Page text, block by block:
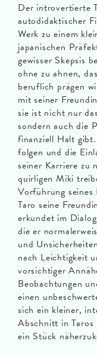
Der introvertierte
autodidaktischer
Werk zu einem
japanischen
gewisser Skepsis
ohne zu ahnen,
beruflich prägen
mit seiner
sie ist nicht nur
sondern auch die
finanziell Halt
folgen und die
seiner Karriere zu
quirligen Miki
Vorführung
Taro seine
erkundet im
die er
und
nach Leichtigkeit
vorsichtiger
Beobachtungen
einen
sich ein kleiner,
Abschnitt in Taros
ein Stück